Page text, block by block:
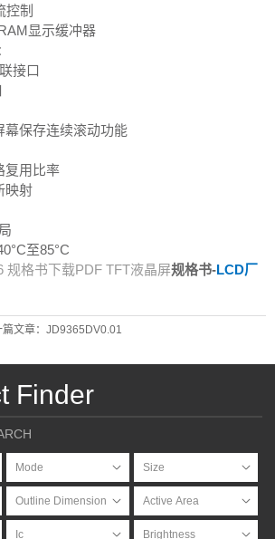
控制
显示缓冲器
接口
幕保存连续滚动功能
复用比率
映射
至85°C
规格书下载PDF TFT液晶屏规格书-LCD厂
篇文章：JD9365DV0.01
Finder